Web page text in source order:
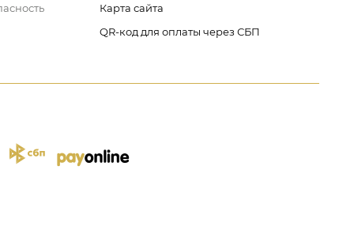
Карта сайта
QR-код для оплаты через СБП